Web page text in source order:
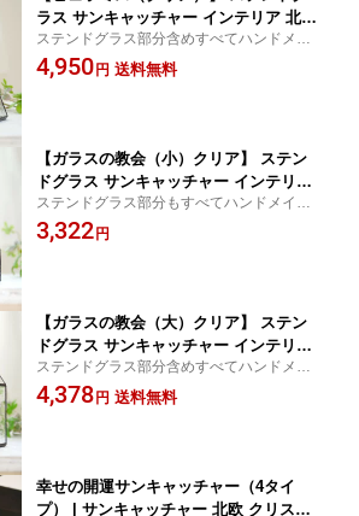
ラス サンキャッチャー インテリア 北欧
雑貨 置物 置き型 玄関 デスク スタンド
小物 クリスタルガラス 風水 開運 アス
ステンドグラス部分含めすべてハンドメイ
ドです。トップ部分にクリスタルガラスを
使った神秘的なインテリア雑貨！ 通販 人気
4,950 円 送料無料
【ガラスの教会（小）クリア】 ステン
ドグラス サンキャッチャー インテリア
置物 置き型 スタンド 小物 デスク 玄関
北欧 雑貨 北欧雑貨 プレシオサ クリス
ステンドグラス部分もすべてハンドメイ
ド。 トップ部分にクリスタルガラスを使っ
たおしゃれでかわいいインテリア雑貨で
3,322 円
【ガラスの教会（大）クリア】 ステン
ドグラス サンキャッチャー インテリア
北欧 雑貨 北欧雑貨 スタンド クリスタ
ルガラス 置物 置き型 デスク 小物 風水
ステンドグラス部分含めすべてハンドメイ
ドです。クリスタルガラスを使ったおしゃ
れでかわいいインテリア雑貨！ 通販 人気
4,378 円 送料無料
幸せの開運サンキャッチャー（4タイ
プ） | サンキャッチャー 北欧 クリスタ